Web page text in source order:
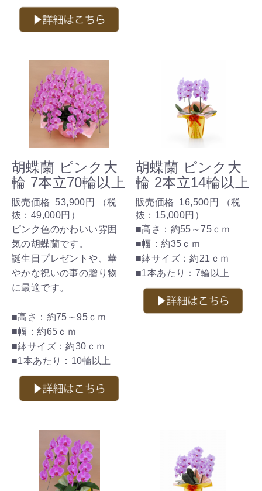
胡蝶蘭 ピンク大
輪 7本立70輪以上
販売価格 53,900円
（税
抜： 49,000円 ）
ピンク色のかわいい雰囲
気の胡蝶蘭です。
誕生日プレゼントや、華
やかな祝いの事の贈り物
に最適です。
■高さ：約75～95ｃｍ
■幅：約65ｃｍ
■鉢サイズ：約30ｃｍ
■1本あたり：10輪以上
胡蝶蘭 ピンク大
輪 2本立14輪以上
販売価格 16,500円
（税
抜： 15,000円 ）
■高さ：約55～75ｃｍ
■幅：約35ｃｍ
■鉢サイズ：約21ｃｍ
■1本あたり：7輪以上